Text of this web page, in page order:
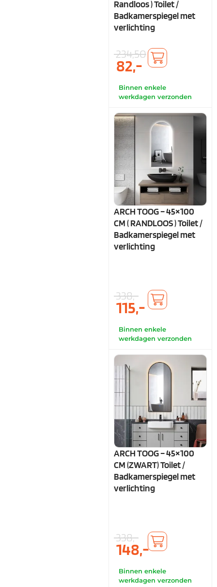
Randloos ) Toilet /
Badkamerspiegel met
verlichting
234,50
82,-
Binnen enkele
werkdagen verzonden
ARCH TOOG – 45×100
CM ( RANDLOOS ) Toilet /
Badkamerspiegel met
verlichting
338,-
115,-
Binnen enkele
werkdagen verzonden
ARCH TOOG – 45×100
CM (ZWART) Toilet /
Badkamerspiegel met
verlichting
338,-
148,-
Binnen enkele
werkdagen verzonden